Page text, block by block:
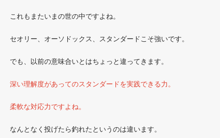
これもまたいまの世の中ですよね。
セオリー、オーソドックス、スタンダードこそ強いです。
でも、以前の意味合いとはちょっと違ってきます。
深い理解度があってのスタンダードを実践できる力。
柔軟な対応力ですよね。
なんとなく投げたら釣れたというのは違います。